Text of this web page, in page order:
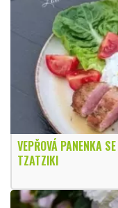
VEPŘOVÁ PANENKA
TZATZIKI